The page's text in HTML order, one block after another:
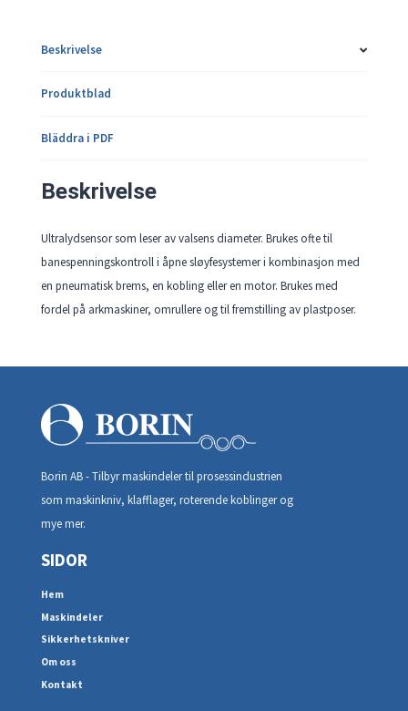
Beskrivelse
Produktblad
Bläddra i PDF
Beskrivelse
Ultralydsensor som leser av valsens diameter. Brukes ofte til
banespenningskontroll i åpne sløyfesystemer i kombinasjon med
en pneumatisk brems, en kobling eller en motor. Brukes med
fordel på arkmaskiner, omrullere og til fremstilling av plastposer.
Borin AB - Tilbyr maskindeler til prosessindustrien
som maskinkniv, klafflager, roterende koblinger og
mye mer.
SIDOR
Hem
Maskindeler
Sikkerhetskniver
Om oss
Kontakt